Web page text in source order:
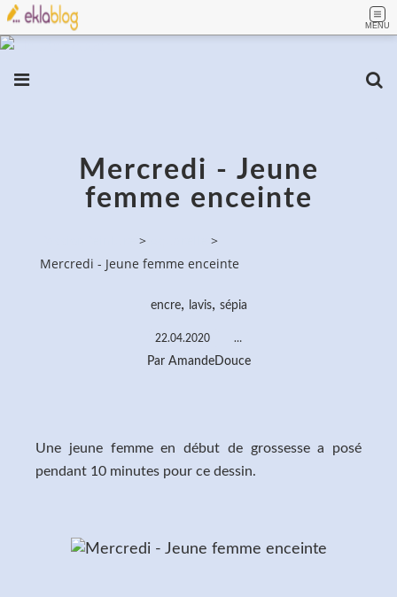
MENU
Mercredi - Jeune
femme enceinte
>
>
Mercredi - Jeune femme enceinte
encre, lavis, sépia
22.04.2020 …
Par AmandeDouce
Une jeune femme en début de grossesse a posé
pendant 10 minutes pour ce dessin.